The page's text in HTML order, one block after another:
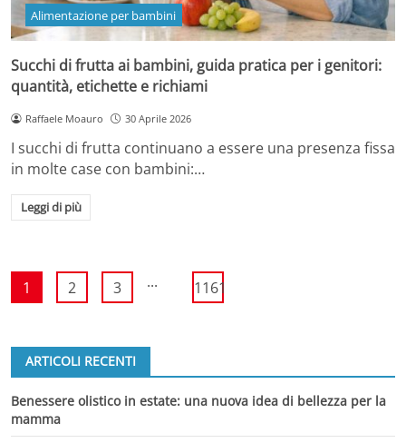
Alimentazione per bambini
Succhi di frutta ai bambini, guida pratica per i genitori:
quantità, etichette e richiami
Raffaele Moauro 30 Aprile 2026
I succhi di frutta continuano a essere una presenza fissa
in molte case con bambini:…
Leggi di più
1 2 3 ... 1161
ARTICOLI RECENTI
Benessere olistico in estate: una nuova idea di bellezza per la
mamma